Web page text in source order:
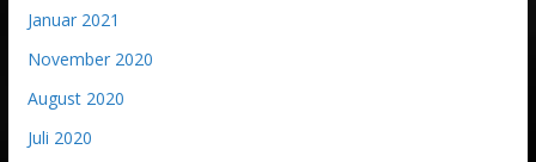
Januar 2021
November 2020
August 2020
Juli 2020